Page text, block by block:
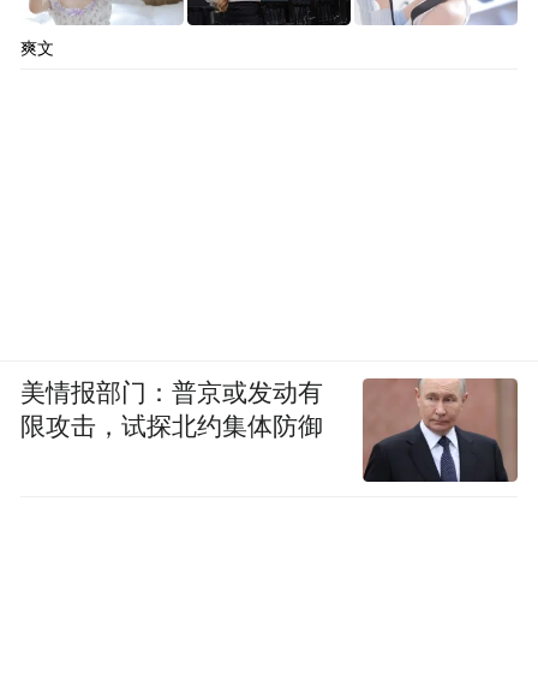
爽文
美情报部门：普京或发动有
限攻击，试探北约集体防御